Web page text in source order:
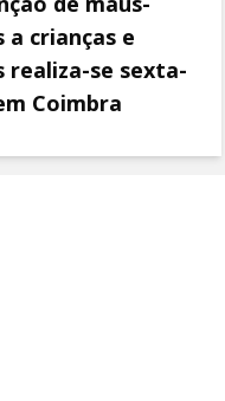
crianças e
realiza-se sexta-
Coimbra